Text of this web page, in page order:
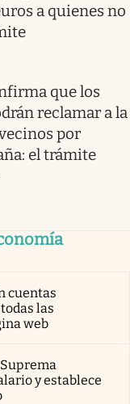
a quienes no
que los
reclamar a la
por
el trámite
cuentas
las
web
y establece